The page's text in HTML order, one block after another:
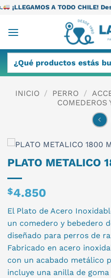
Saltar
contenido
A TODO CHILE! Despacho de
por:
INICIO / PERRO /
COMEDEROS
PLATO METALICO
$4.850
El Plato de Acero
un comedero y bebedero
diseñado para perros de
Fabricado en acero
con un acabado metálico
incluye una anilla de